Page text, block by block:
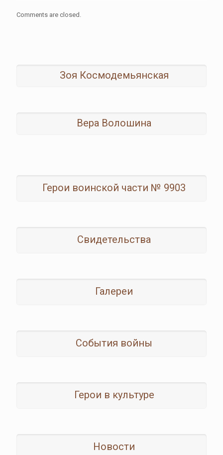
Comments are closed.
Зоя Космодемьянская
Вера Волошина
Герои воинской части № 9903
Свидетельства
Галереи
События войны
Герои в культуре
Новости